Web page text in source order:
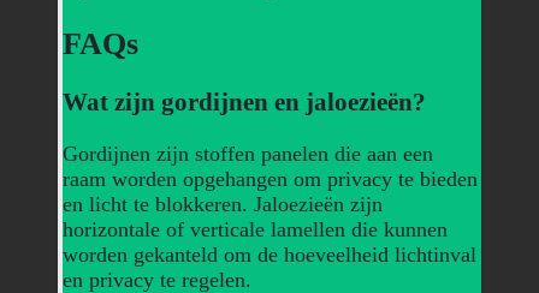
FAQs
Wat zijn gordijnen en jaloezieën?
Gordijnen zijn stoffen panelen die aan een
raam worden opgehangen om privacy te bieden
en licht te blokkeren. Jaloezieën zijn
horizontale of verticale lamellen die kunnen
worden gekanteld om de hoeveelheid lichtinval
en privacy te regelen.